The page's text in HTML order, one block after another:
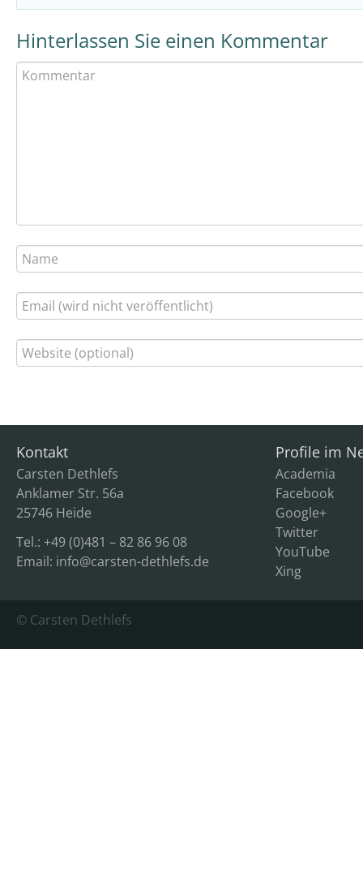
Hinterlassen Sie einen Kommentar
Kontakt
Carsten Dethlefs
Anklamer Str. 56a
25746 Heide
Tel.: +49 (0)481 – 82 86 96 08
Email: info@carsten-dethlefs.de
Profile im
Academia
Facebook
Google+
Twitter
YouTube
Xing
© Carsten Dethlefs